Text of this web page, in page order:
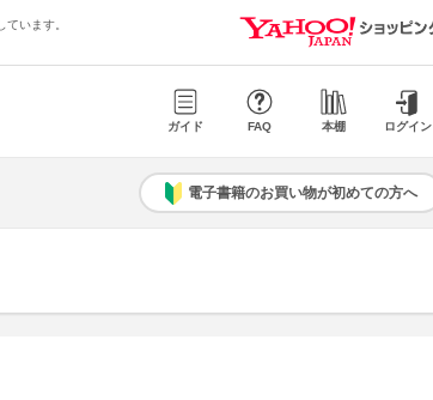
います。
ガイド FAQ 本棚 ログイン
電子書籍のお買い物が初めての方へ